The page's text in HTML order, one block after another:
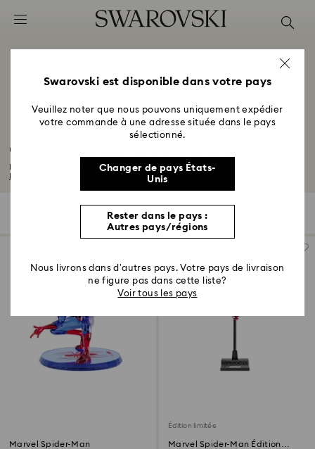
Accesskeys list
2 - Footer
4 - Search results
Collection de figurines et bijoux Spider-Man
Malgré ses airs de héros modeste, Spider-Man ne recule devant rien. Et vous...
Filtres
Filtres
Marvel Spider-Man
Édition limitée
Marvel Spider-Man Édition
Swarovski est disponible dans votre pays
Veuillez noter que nous pouvons uniquement expédier
votre commande à une adresse située dans le pays
sélectionné.
Changer de pays États-
Unis
Rester dans le pays :
Autres pays/régions
Nous livrons dans d’autres pays. Votre pays de livraison
ne figure pas dans cette liste?
Voir tous les pays